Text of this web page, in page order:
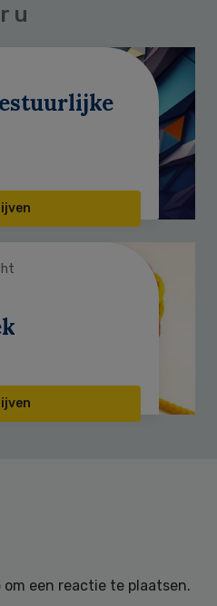
u
om een reactie te plaatsen.